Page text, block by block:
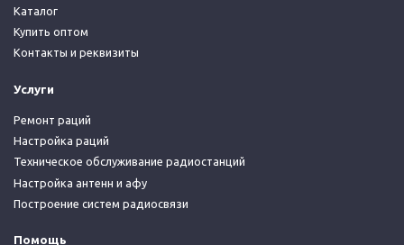
Каталог
Купить оптом
Контакты и реквизиты
Услуги
Ремонт раций
Настройка раций
Техническое обслуживание радиостанций
Настройка антенн и афу
Построение систем радиосвязи
Помощь